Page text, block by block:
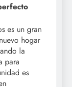
es un gran
hogar
la
para
es